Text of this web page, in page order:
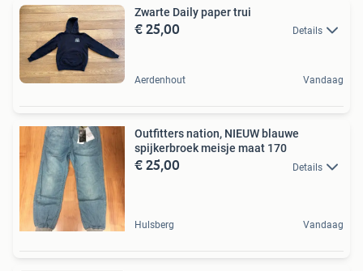
Zwarte Daily paper trui
€ 25,00 Details
Aerdenhout Vandaag
Outfitters nation, NIEUW blauwe
spijkerbroek meisje maat 170
€ 25,00 Details
Hulsberg Vandaag